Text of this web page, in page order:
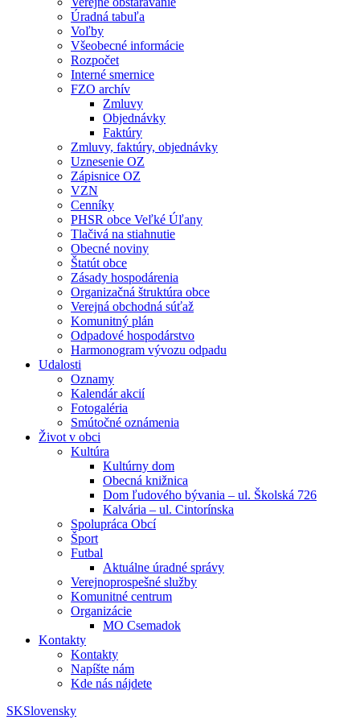
Úradná tabuľa
Voľby
Všeobecné informácie
Rozpočet
Interné smernice
FZO archív
Zmluvy
Objednávky
Faktúry
Zmluvy, faktúry, objednávky
Uznesenie OZ
Zápisnice OZ
VZN
Cenníky
PHSR obce Veľké Úľany
Tlačivá na stiahnutie
Obecné noviny
Štatút obce
Zásady hospodárenia
Organizačná štruktúra obce
Verejná obchodná súťaž
Komunitný plán
Odpadové hospodárstvo
Harmonogram vývozu odpadu
Udalosti
Oznamy
Kalendár akcií
Fotogaléria
Smútočné oznámenia
Život v obci
Kultúra
Kultúrny dom
Obecná knižnica
Dom ľudového bývania – ul. Školská 726
Kalvária – ul. Cintorínska
Spolupráca Obcí
Šport
Futbal
Aktuálne úradné správy
Verejnoprospešné služby
Komunitné centrum
Organizácie
MO Csemadok
Kontakty
Kontakty
Napíšte nám
Kde nás nájdete
SKSlovensky